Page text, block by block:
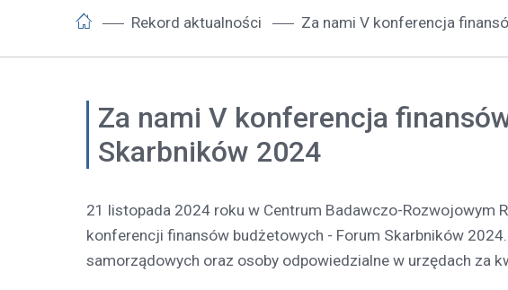
Rekord aktualności Za nami V konferencja
Za nami V konferencja
Skarbników 2024
21 listopada 2024 roku w Centrum Badawczo-Rozwojowym
konferencji finansów budżetowych - Forum Skarbników
samorządowych oraz osoby odpowiedzialne w urzędach za